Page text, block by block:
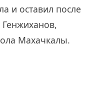
и оставил после
Махачкалы.